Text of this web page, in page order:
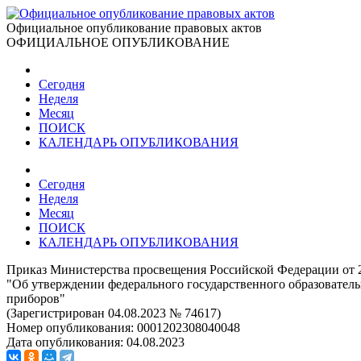
Официальное опубликование правовых актов
ОФИЦИАЛЬНОЕ ОПУБЛИКОВАНИЕ
Сегодня
Неделя
Месяц
ПОИСК
КАЛЕНДАРЬ ОПУБЛИКОВАНИЯ
Сегодня
Неделя
Месяц
ПОИСК
КАЛЕНДАРЬ ОПУБЛИКОВАНИЯ
Приказ Министерства просвещения Российской Федерации
"Об утверждении федерального государственного
приборов"
(Зарегистрирован 04.08.2023 № 74617)
Номер опубликования: 0001202308040048
Дата опубликования: 04.08.2023